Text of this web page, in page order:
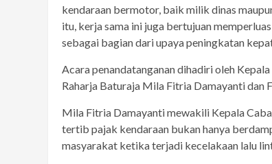
kendaraan bermotor, baik milik dinas
itu, kerja sama ini juga bertujuan
sebagai bagian dari upaya peningkatan
Acara penandatanganan dihadiri oleh
Raharja Baturaja Mila Fitria Damayanti dan
Mila Fitria Damayanti mewakili Kepala
tertib pajak kendaraan bukan hanya
masyarakat ketika terjadi kecelakaan lalu